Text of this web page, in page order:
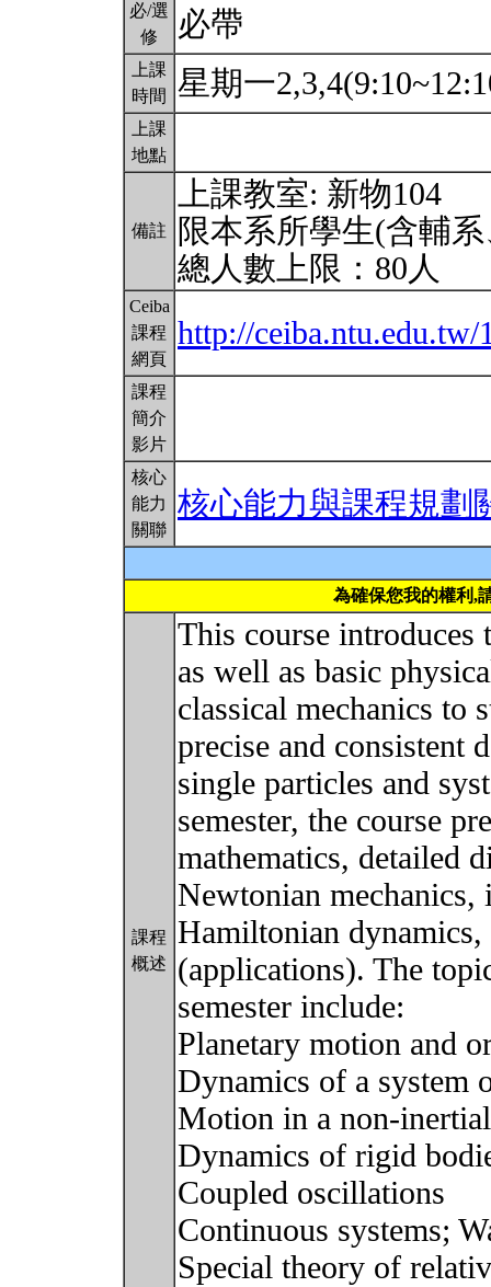
必/選
修
必帶
上課
時間
星期一
上課
地點
備註
上課教室: 新物104
限本系所學生(含輔
總人數上限：80人
Ceiba
課程
網頁
http://ceiba.ntu.edu.tw/
課程
簡介
影片
核心
能力
關聯
核心能力與課程規劃
為確保您我的權利,
課程
概述
This course
as well as basic
classical mechanics to
precise and consistent
single particles and
semester, the course
mathematics, detailed
Newtonian
Hamiltonian dynamics,
(applications). The
semester include:
Planetary motion and
Dynamics of a system
Motion in a non-
Dynamics of rigid
Coupled oscillations
Continuous systems;
Special theory of